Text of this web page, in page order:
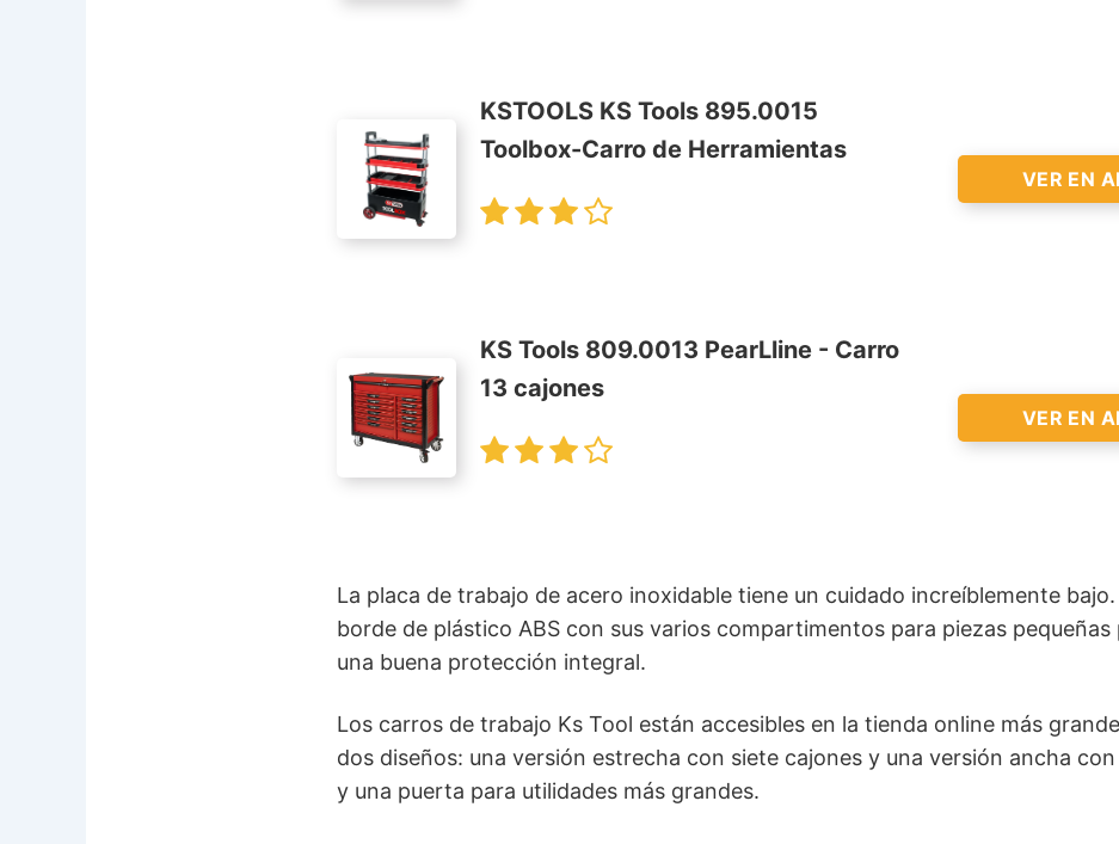
VER EN
KSTOOLS KS Tools 895.0015
Toolbox-Carro de Herramientas
VER EN
KS Tools 809.0013 PearLline - Carro
13 cajones
VER EN
La placa de trabajo de acero inoxidable tiene un cuidado increíblemente bajo.
borde de plástico ABS con sus varios compartimentos para piezas
una buena protección integral.
Los carros de trabajo Ks Tool están accesibles en la tienda online más
dos diseños: una versión estrecha con siete cajones y una versión ancha
y una puerta para utilidades más grandes.